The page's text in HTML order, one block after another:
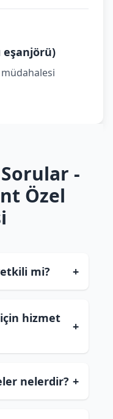
eşanjörü)
müdahalesi
-
Özel
mi? +
hizmet
+
nelerdir? +